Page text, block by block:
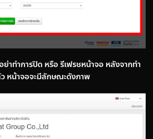
าทำการปิด หรือ รีเฟรชหน้าจอ หลังจากทำ
หน้าจอจะมีลักษณะดังภาพ